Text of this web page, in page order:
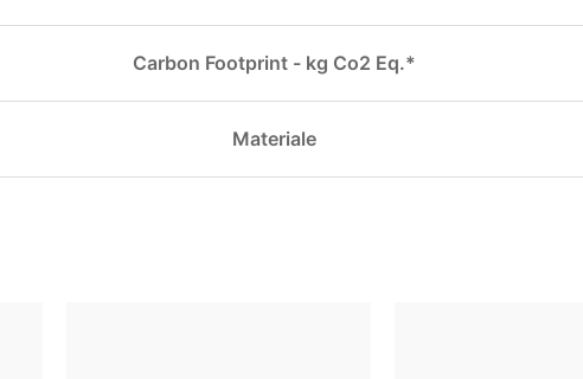
Carbon Footprint - kg Co2 Eq.*
Materiale